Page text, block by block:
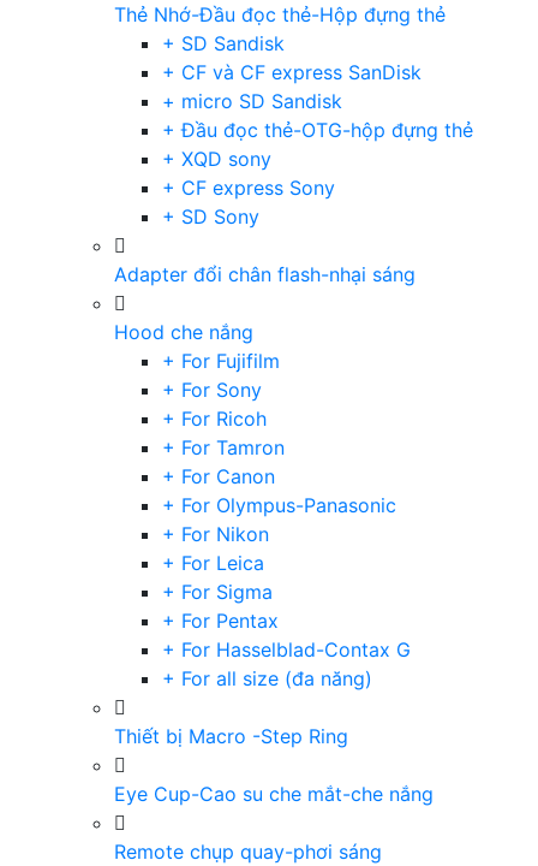
Thẻ Nhớ-Đầu đọc thẻ-Hộp đựng thẻ
+ SD Sandisk
+ CF và CF express SanDisk
+ micro SD Sandisk
+ Đầu đọc thẻ-OTG-hộp đựng thẻ
+ XQD sony
+ CF express Sony
+ SD Sony
Adapter đổi chân flash-nhại sáng
Hood che nắng
+ For Fujifilm
+ For Sony
+ For Ricoh
+ For Tamron
+ For Canon
+ For Olympus-Panasonic
+ For Nikon
+ For Leica
+ For Sigma
+ For Pentax
+ For Hasselblad-Contax G
+ For all size (đa năng)
Thiết bị Macro -Step Ring
Eye Cup-Cao su che mắt-che nắng
Remote chụp quay-phơi sáng